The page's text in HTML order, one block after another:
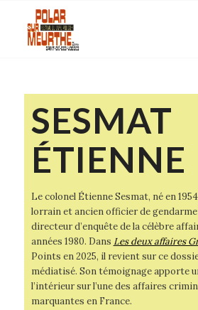
SESMAT
ÉTIENNE
Le colonel Étienne Sesmat, né en
lorrain et ancien officier de
directeur d’enquête de la célèbre
années 1980. Dans Les deux affaires
Points en 2025, il revient sur ce
médiatisé. Son témoignage apporte
l’intérieur sur l’une des affaires
marquantes en France.